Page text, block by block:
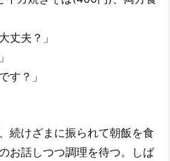
丈夫？」
す？」
続けざまに振られて朝飯を食
お話しつつ調理を待つ。しば